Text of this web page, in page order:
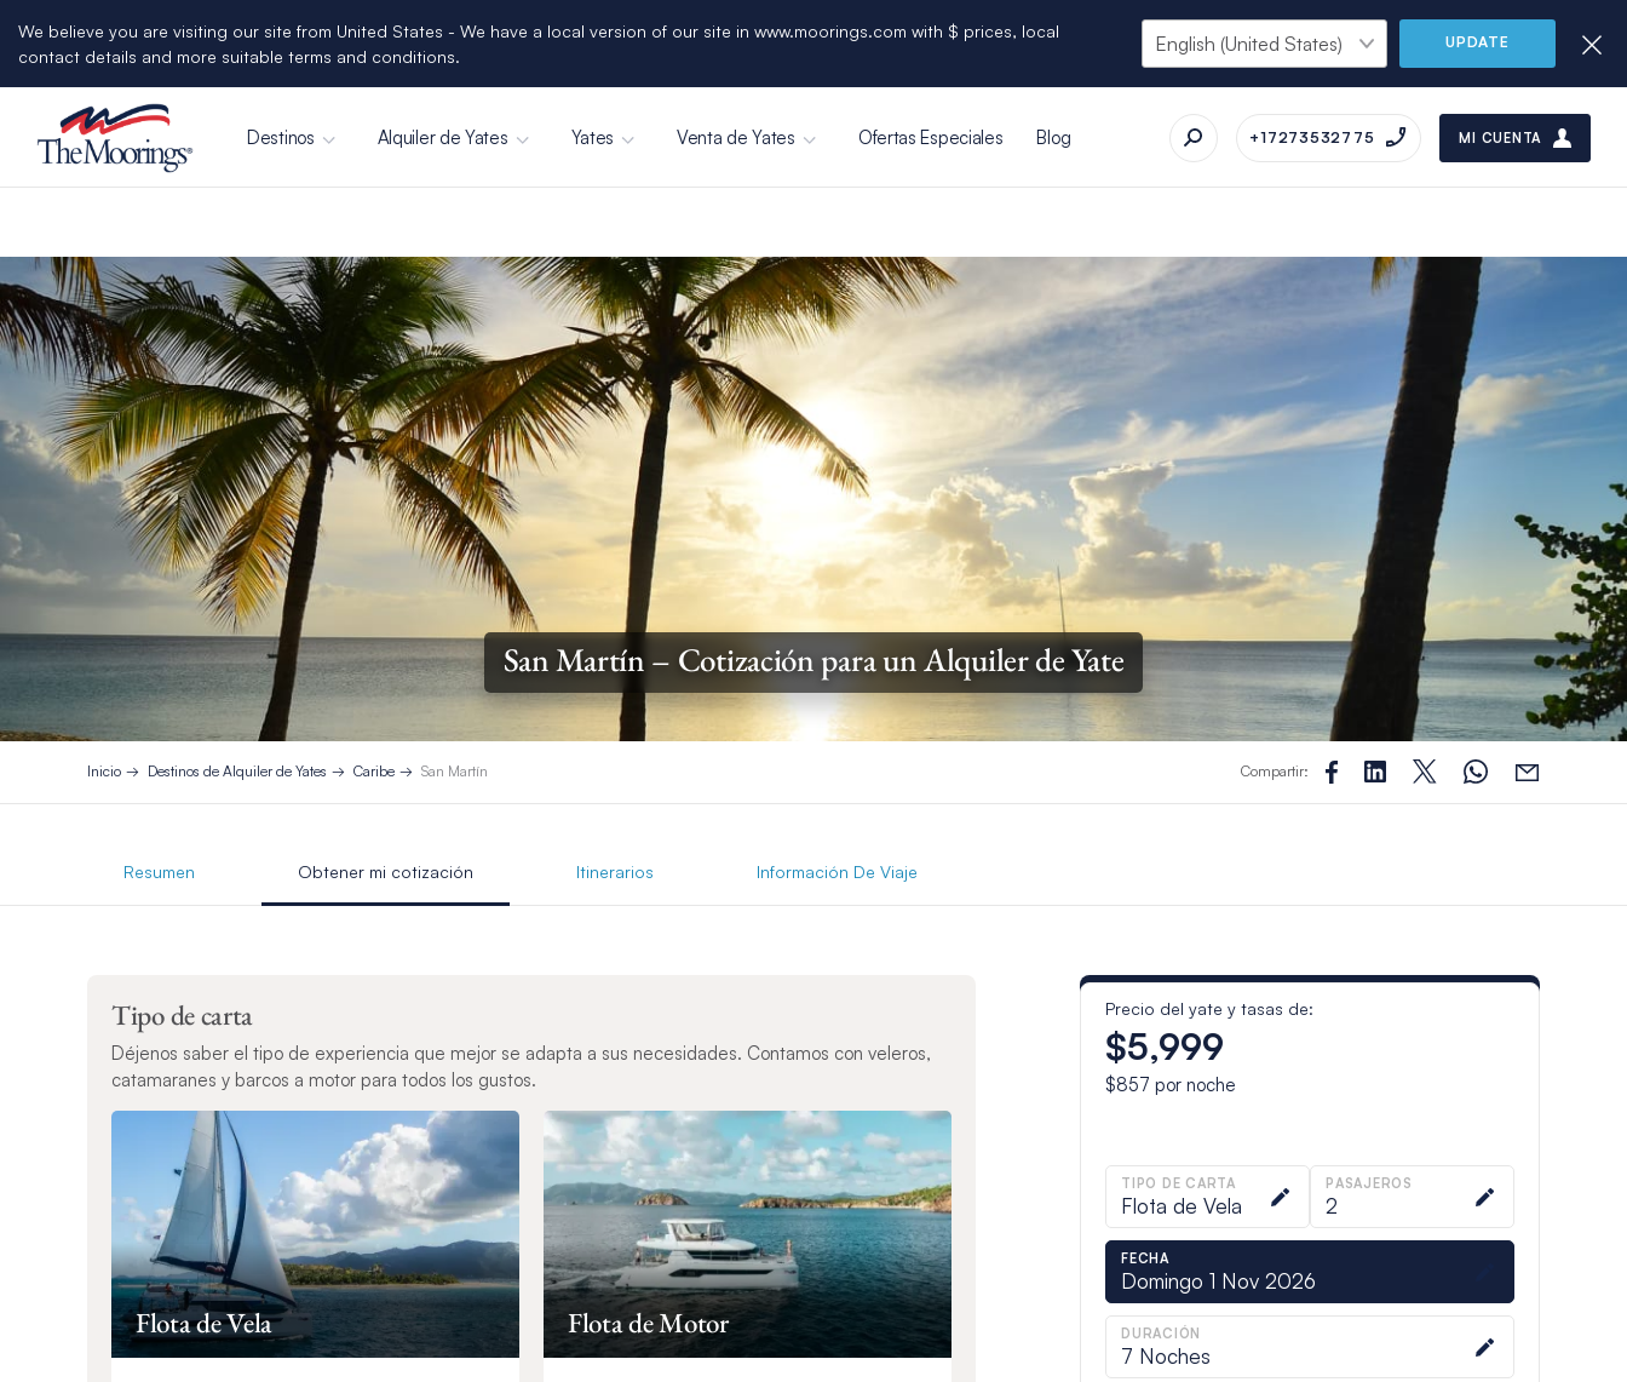
We believe you are visiting our site from United States - We have a local version of our site in www.moorings.com with $ prices, local
contact details and more suitable terms and conditions.
UPDATE
Destinos Alquiler de Yates Yates Venta de Yates Ofertas Especiales Blog +17273532775 MI CUENTA
San Martín – Cotización para un Alquiler de Yate
Inicio Destinos de Alquiler de Yates Caribe San Martín Compartir:
Resumen Obtener mi cotización Itinerarios Información De Viaje
Tipo de carta
Déjenos saber el tipo de experiencia que mejor se adapta a sus necesidades. Contamos con veleros,
catamaranes y barcos a motor para todos los gustos.
Flota de Vela Flota de Motor
Precio del yate y tasas de:
$5,999
$857 por noche
TIPO DE CARTA
Flota de Vela
PASAJEROS
2
FECHA
Domingo 1 Nov 2026
DURACIÓN
7 Noches